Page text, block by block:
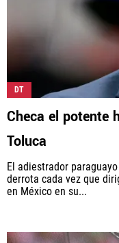
DT
Checa el potente
Toluca
El adiestrador
derrota cada vez que
en México en su...